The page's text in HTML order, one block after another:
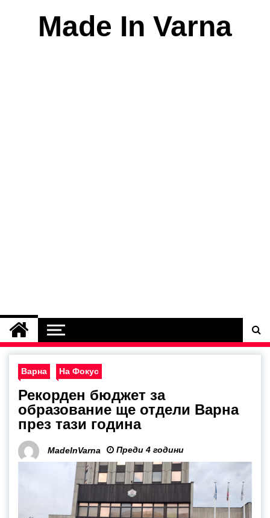
Made In Varna
Варна На Фокус
Рекорден бюджет за
образование ще отдели Варна
през тази година
MadeInVarna Преди 4 години